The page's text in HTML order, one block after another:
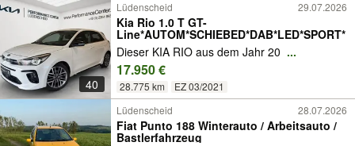
40
Lüdenscheid 29.07.2026
Kia Rio 1.0 T GT-
Line*AUTOM*SCHIEBED*DAB*LED*SPORT*
Dieser KIA RIO aus dem Jahr 20 ...
17.950 €
28.775 km EZ 03/2021
Lüdenscheid 28.07.2026
Fiat Punto 188 Winterauto / Arbeitsauto /
Bastlerfahrzeug